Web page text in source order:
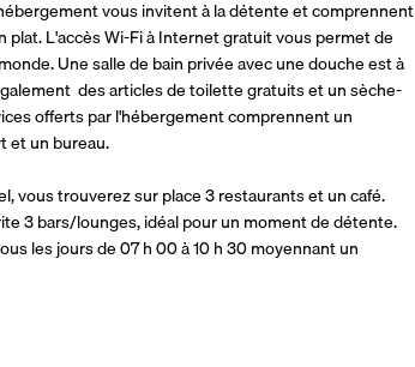
vous invitent à la détente et comprennent
plat. L'accès Wi-Fi à Internet gratuit vous permet de
Une salle de bain privée avec une douche est à
des articles de toilette gratuits et un sèche-
offerts par l'hébergement comprennent un
et un bureau.
vous trouverez sur place 3 restaurants et un café.
3 bars/lounges, idéal pour un moment de détente.
les jours de 07 h 00 à 10 h 30 moyennant un